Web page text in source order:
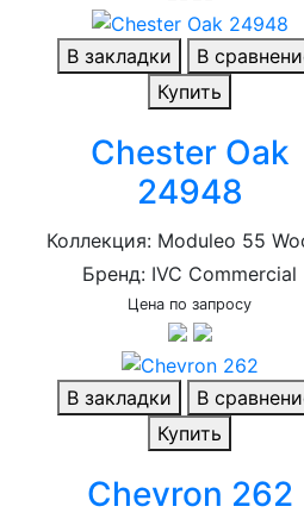
В закладки
В
Купить
Chester Oak
24948
Коллекция: Moduleo 55
Бренд: IVC Commercial
Цена по запросу
В закладки
В
Купить
Chevron 262